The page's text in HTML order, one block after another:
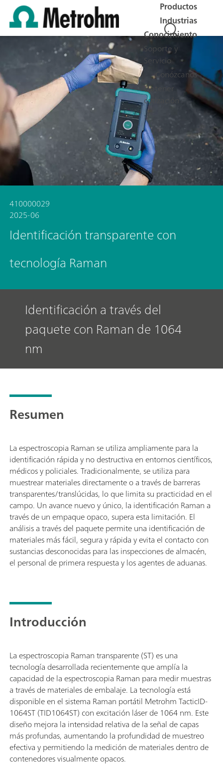
Productos
Industrias
Conocimiento
Soporte y
Servicio
Conózcanos
Obtener
cotización
410000029
2025-06
Identificación transparente con
tecnología Raman
Identificación a través del
paquete con Raman de 1064
nm
Resumen
La espectroscopia Raman se utiliza ampliamente para la
identificación rápida y no destructiva en entornos científicos,
médicos y policiales. Tradicionalmente, se utiliza para
muestrear materiales directamente o a través de barreras
transparentes/translúcidas, lo que limita su practicidad en el
campo. Un avance nuevo y único, la identificación Raman a
través de un empaque opaco, supera esta limitación. El
análisis a través del paquete permite una identificación de
materiales más fácil, segura y rápida y evita el contacto con
sustancias desconocidas para las inspecciones de almacén,
el personal de primera respuesta y los agentes de aduanas.
Introducción
La espectroscopia Raman transparente (ST) es una
tecnología desarrollada recientemente que amplía la
capacidad de la espectroscopia Raman para medir muestras
a través de materiales de embalaje. La tecnología está
disponible en el sistema Raman portátil Metrohm TacticID-
1064ST (TID1064ST) con excitación láser de 1064 nm. Este
diseño mejora la intensidad relativa de la señal de capas
más profundas, aumentando la profundidad de muestreo
efectiva y permitiendo la medición de materiales dentro de
contenedores visualmente opacos.